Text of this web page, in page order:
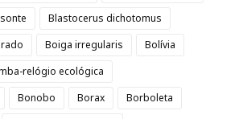
Blastocerus dichotomus
Boiga irregularis
Bolívia
relógio ecológica
Bonobo Borax
Borboleta